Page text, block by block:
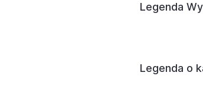
Legenda
Legenda o